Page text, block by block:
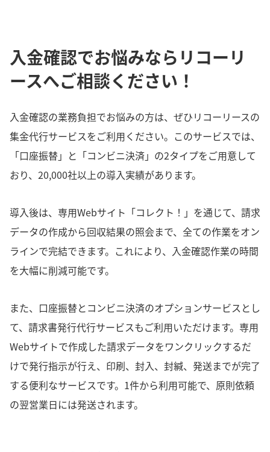
入金確認でお悩みならリコーリ
ースへご相談ください！
入金確認の業務負担でお悩みの方は、ぜひリコーリースの
集金代行サービスをご利用ください。このサービスでは、
「口座振替」と「コンビニ決済」の2タイプをご用意して
おり、20,000社以上の導入実績があります。
導入後は、専用Webサイト「コレクト！」を通じて、請求
データの作成から回収結果の照会まで、全ての作業をオン
ラインで完結できます。これにより、入金確認作業の時間
を大幅に削減可能です。
また、口座振替とコンビニ決済のオプションサービスとし
て、請求書発行代行サービスもご利用いただけます。専用
Webサイトで作成した請求データをワンクリックするだ
けで発行指示が行え、印刷、封入、封緘、発送までが完了
する便利なサービスです。1件から利用可能で、原則依頼
の翌営業日には発送されます。